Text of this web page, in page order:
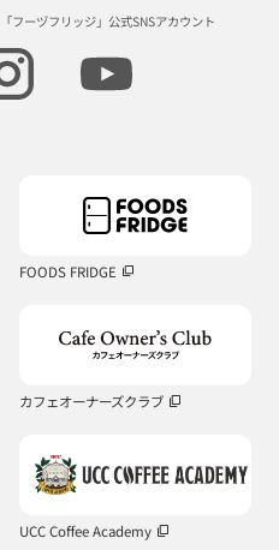
「フーヅフリッジ」公式SNSアカウント
FOODS FRIDGE
カフェオーナーズクラブ
UCC Coffee Academy